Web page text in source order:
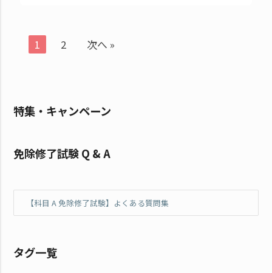
1 2 次へ »
特集・キャンペーン
免除修了試験 Q & A
【科目 A 免除修了試験】よくある質問集
タグ一覧